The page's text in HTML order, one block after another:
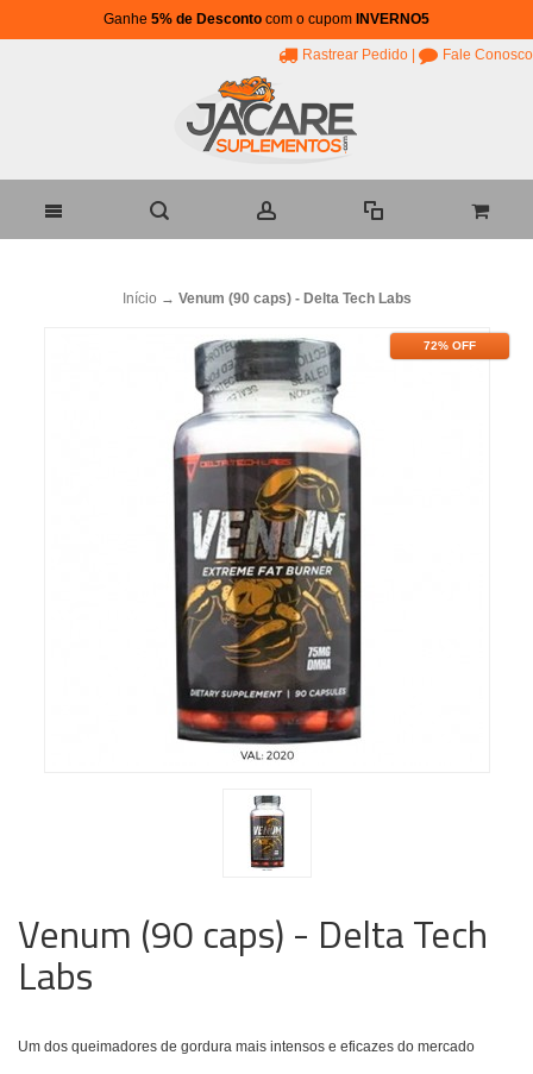
Ganhe 5% de Desconto com o cupom INVERNO5
Rastrear Pedido Fale Conosco
Início → Venum (90 caps) - Delta Tech Labs
72% OFF
Venum (90 caps) - Delta Tech
Labs
Um dos queimadores de gordura mais intensos e eficazes do mercado